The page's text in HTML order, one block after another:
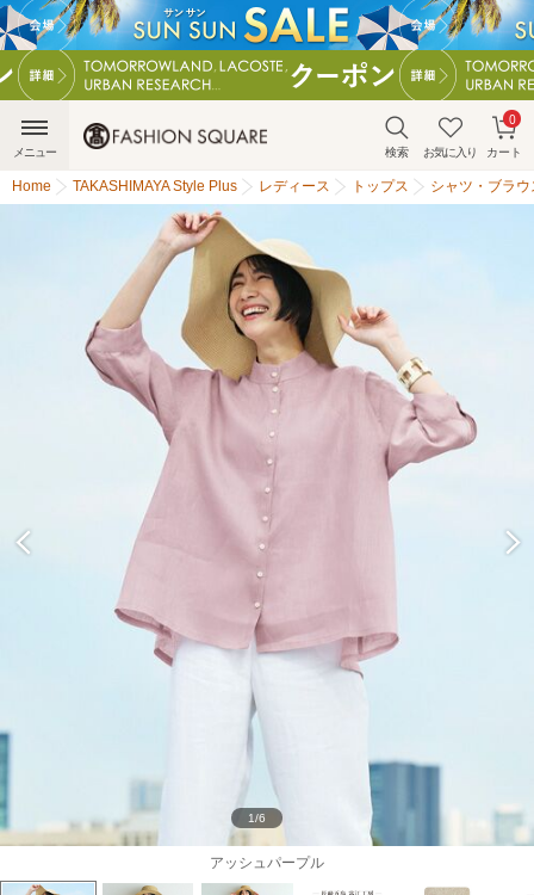
検索 お気に入り カート
0
メニュー
Home TAKASHIMAYA Style Plus レディース トップス シャツ・ブラウ
アッシュパープル
1/6